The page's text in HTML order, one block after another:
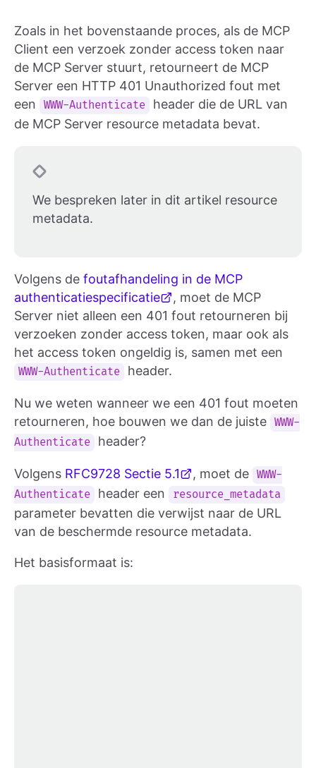
Zoals in het bovenstaande proces, als de MCP
Client een verzoek zonder access token naar
de MCP Server stuurt, retourneert de MCP
Server een HTTP 401 Unauthorized fout met
een
WWW-Authenticate
header die de URL van
de MCP Server resource metadata bevat.
We bespreken later in dit artikel resource
metadata.
Volgens de foutafhandeling in de MCP
authenticatiespecificatie
, moet de MCP
Server niet alleen een 401 fout retourneren bij
verzoeken zonder access token, maar ook als
het access token ongeldig is, samen met een
WWW-Authenticate header.
Nu we weten wanneer we een 401 fout moeten
retourneren, hoe bouwen we dan de juiste WWW-
Authenticate
header?
Volgens RFC9728 Sectie 5.1 , moet de WWW-
Authenticate
header een resource_metadata
parameter bevatten die verwijst naar de URL
van de beschermde resource metadata.
Het basisformaat is: